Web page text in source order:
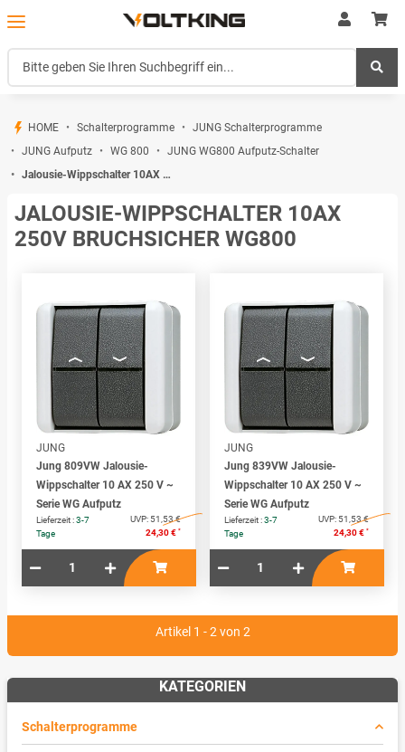
HOME Schalterprogramme
JUNG Schalterprogramme
JUNG Aufputz
WG 800
JUNG WG800 Aufputz-Schalter
Jalousie-Wippschalter 10AX 250V bruchsicher WG800
JALOUSIE-WIPPSCHALTER 10AX
250V BRUCHSICHER WG800
JUNG
Jung 809VW Jalousie-
Wippschalter 10 AX 250 V ~
Serie WG Aufputz
Lieferzeit :3-7
Tage
UVP: 51,53 €
24,30 € *
JUNG
Jung 839VW Jalousie-
Wippschalter 10 AX 250 V ~
Serie WG Aufputz
Lieferzeit :3-7
Tage
UVP: 51,53 €
24,30 € *
Artikel 1 - 2 von 2
KATEGORIEN
Schalterprogramme